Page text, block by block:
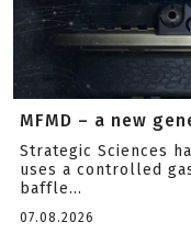
MFMD – a new
Strategic Sciences
uses a controlled
baffle...
07.08.2026